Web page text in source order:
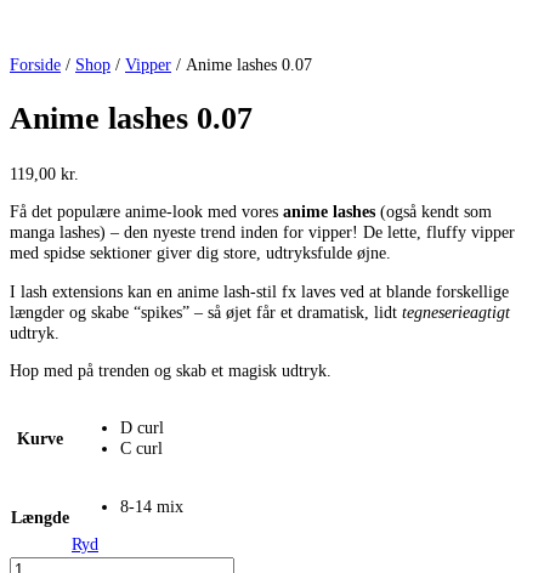
Forside / Shop / Vipper / Anime lashes 0.07
Anime lashes 0.07
119,00 kr.
Få det populære anime-look med vores anime lashes (også kendt som
manga lashes) – den nyeste trend inden for vipper! De lette, fluffy vipper
med spidse sektioner giver dig store, udtryksfulde øjne.
I lash extensions kan en anime lash-stil fx laves ved at blande forskellige
længder og skabe “spikes” – så øjet får et dramatisk, lidt tegneserieagtigt
udtryk.
Hop med på trenden og skab et magisk udtryk.
Kurve
D curl
C curl
Længde
8-14 mix
Ryd
Anime